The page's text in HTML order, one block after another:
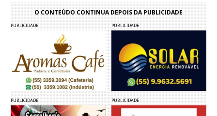
O CONTEÚDO CONTINUA DEPOIS DA PUBLICIDADE
PUBLICIDADE PUBLICIDADE
PUBLICIDADE PUBLICIDADE